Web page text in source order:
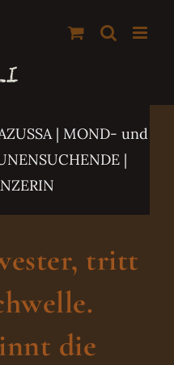
| MOND- und
|
tritt
die